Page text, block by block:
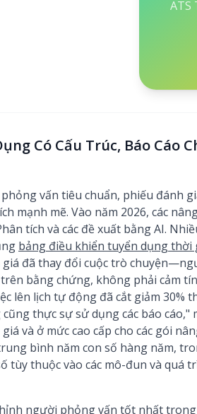
ATS
Có Cấu Trúc, Báo Cáo
vấn tiêu chuẩn, phiếu đánh
mạnh mẽ. Vào năm 2026, các
tích và các đề xuất bằng AI.
bảng điều khiển tuyển dụng thời
đã thay đổi cuộc trò
bằng chứng, không phải cảm
lên lịch tự động đã cắt giảm 30%
thực sự sử dụng các báo
và ở mức cao cấp cho các gói
bình năm con số hàng năm,
tùy thuộc vào các mô-đun và quá
người phỏng vấn tốt nhất